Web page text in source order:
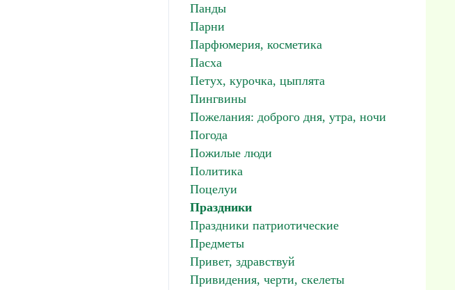
Панды
Парни
Парфюмерия, косметика
Пасха
Петух, курочка, цыплята
Пингвины
Пожелания: доброго дня, утра, ночи
Погода
Пожилые люди
Политика
Поцелуи
Праздники
Праздники патриотические
Предметы
Привет, здравствуй
Привидения, черти, скелеты